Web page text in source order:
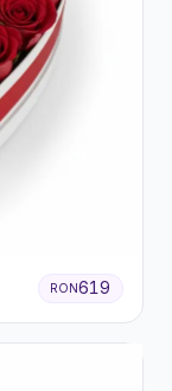
RON619